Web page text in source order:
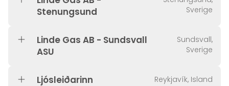
Stenungsund
Sverige
Linde Gas AB - Sundsvall
ASU
Sundsvall,
Sverige
Ljósleiðarinn Reykjavík, Island